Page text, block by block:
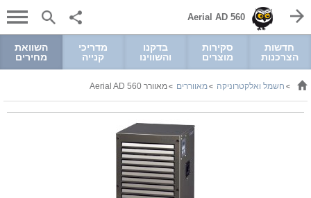
Aerial AD 560
חדשות
הצרכנות
סקירות
מוצרים
בדקנו
והשווינו
מדריכי
קנייה
השוואת
מחירים
> חשמל ואלקטרוניקה >מאווררים >מאוורר Aerial AD 560